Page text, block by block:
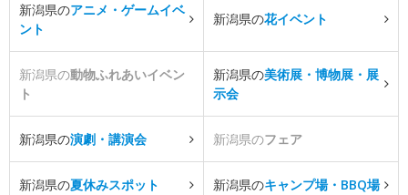
新潟県のアニメ・ゲームイベ
ント
新潟県の花イベント
新潟県の動物ふれあいイベン
ト
新潟県の美術展・博物展・展
示会
新潟県の演劇・講演会 新潟県のフェア
新潟県の夏休みスポット 新潟県のキャンプ場・BBQ場